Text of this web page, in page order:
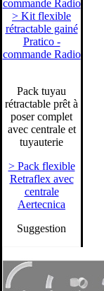
commande Radio
> Kit flexible
rétractable gainé
Pratico -
commande Radio
Pack tuyau
rétractable prêt à
poser complet
avec centrale et
tuyauterie
> Pack flexible
Retraflex avec
centrale
Aertecnica
Suggestion